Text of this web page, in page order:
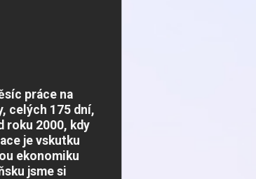
práce na
celých 175 dní,
roku 2000, kdy
je vskutku
ekonomiku
jsme si